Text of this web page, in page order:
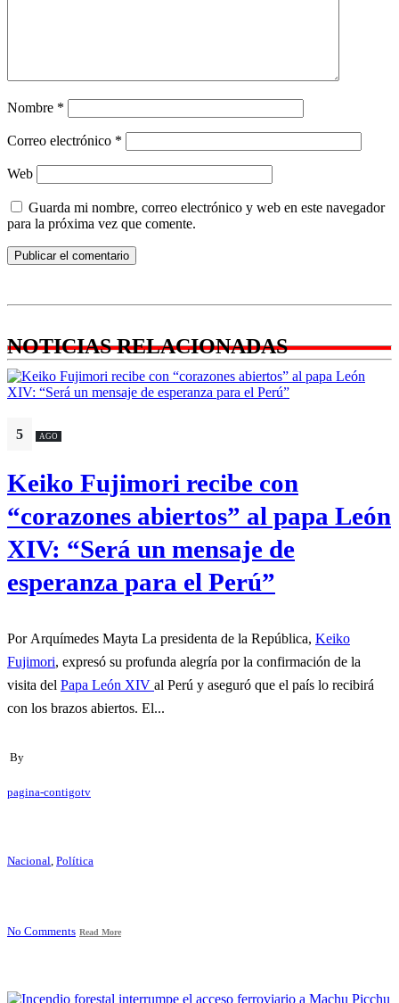
Nombre *
Correo electrónico *
Web
Guarda mi nombre, correo electrónico y web en este navegador
para la próxima vez que comente.
NOTICIAS RELACIONADAS
5 AGO
Keiko Fujimori recibe con
“corazones abiertos” al papa León
XIV: “Será un mensaje de
esperanza para el Perú”
Por Arquímedes Mayta La presidenta de la República, Keiko
Fujimori, expresó su profunda alegría por la confirmación de la
visita del Papa León XIV al Perú y aseguró que el país lo recibirá
con los brazos abiertos. El...
By
pagina-contigotv
Nacional, Política
No Comments Read More